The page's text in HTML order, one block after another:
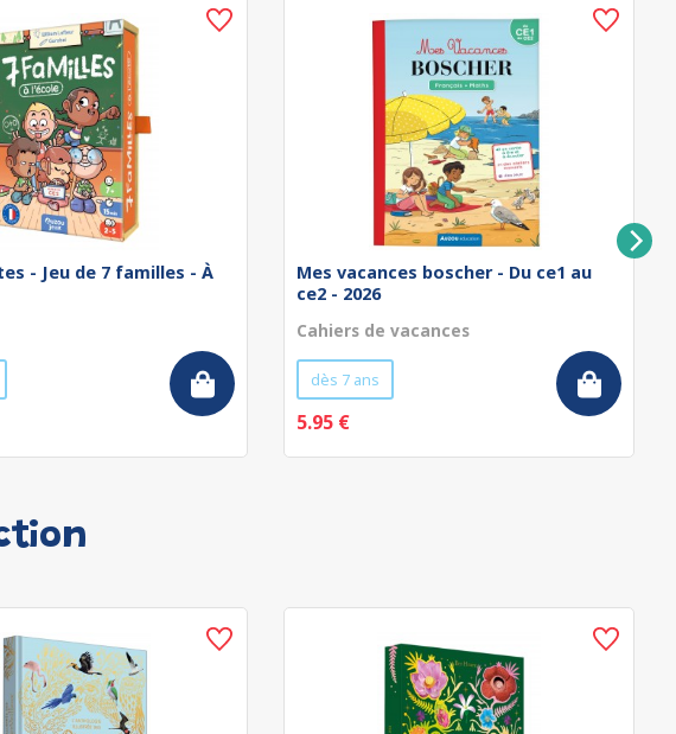
- Jeu de 7 familles - À
Mes vacances boscher - Du ce1 au
ce2 - 2026
Cahiers de vacances
dès 7 ans
5.95 €